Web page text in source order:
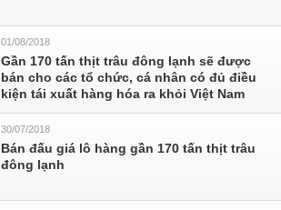
01/08/2018
Gần 170 tấn thịt trâu đông lạnh sẽ được
bán cho các tổ chức, cá nhân có đủ điều
kiện tái xuất hàng hóa ra khỏi Việt Nam
30/07/2018
Bán đấu giá lô hàng gần 170 tấn thịt trâu
đông lạnh